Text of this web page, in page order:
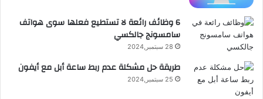
6 وظائف رائعة لا تستطيع فعلها سوى هواتف
سامسونج جالكسي
28 سبتمبر,2024
طريقة حل مشكلة عدم ربط ساعة أبل مع أيفون
25 سبتمبر,2024